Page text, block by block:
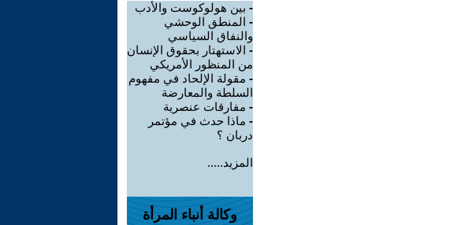
- بين هولوكوست والأدب
- المنطق الوحشي
والنفاق السياسي
- الاستهتار بحقوق الإنسان
من المنظور الأمريكي
- مقولة الإلحاد في مفهوم
السلطة والمعارضة
- مفارقات عنصرية
- ماذا حدث في مؤتمر
دربان ؟
المزيد.....
وكالة أنباء المرأة